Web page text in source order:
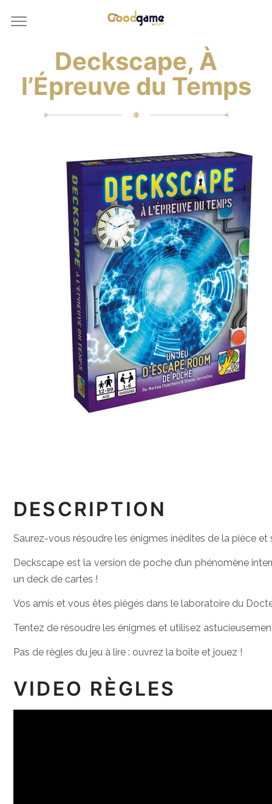
Deckscape, À
l’Épreuve du Temps
✻
DESCRIPTION
Saurez-vous résoudre les énigmes inédites de la pièce
Deckscape est la version de poche d’un phénomène
un deck de cartes !
Vos amis et vous êtes piégés dans le laboratoire du
Tentez de résoudre les énigmes et utilisez
Pas de règles du jeu à lire : ouvrez la boîte et jouez !
VIDEO RÈGLES